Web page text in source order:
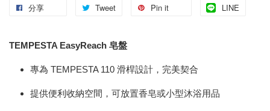
分享 Tweet Pin it LINE
TEMPESTA EasyReach 皂盤
專為 TEMPESTA 110 滑桿設計，完美契合
提供便利收納空間，可放置香皂或小型沐浴用品